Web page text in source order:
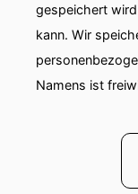
gespeichert
kann. Wir
Namens ist